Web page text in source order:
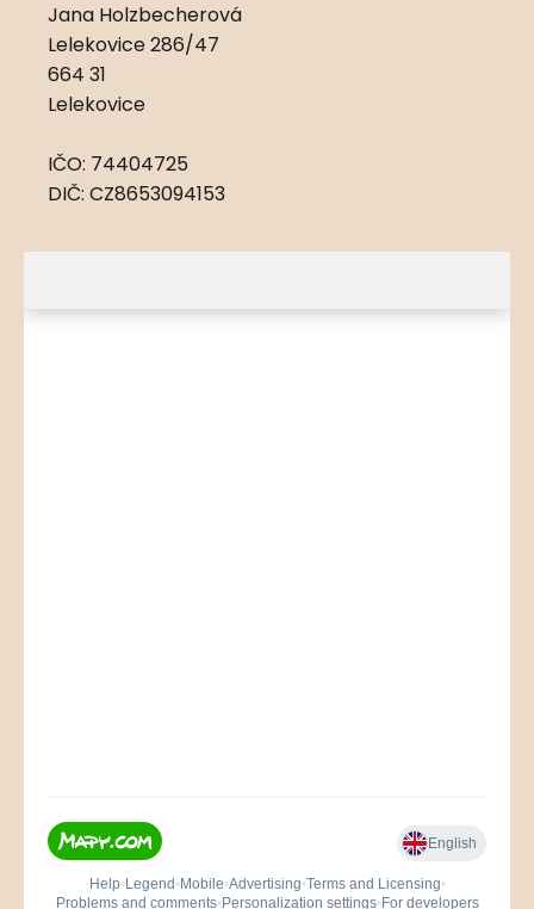
Jana Holzbecherová
Lelekovice 286/47
664 31
Lelekovice
IČO: 74404725
DIČ: CZ8653094153